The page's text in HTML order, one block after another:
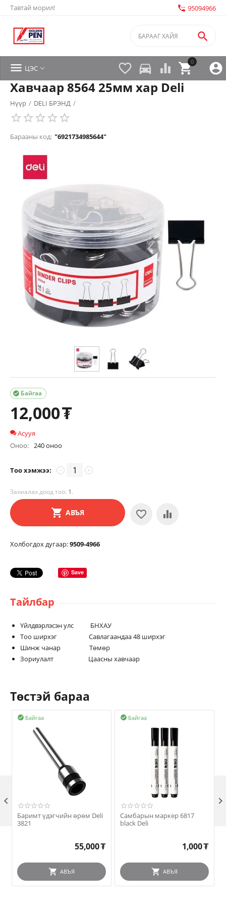
Тавтай морил! settings_phone 95094966


0

 directions_car 
 ЦЭС 
Хавчаар 8564 25мм хар Deli
Нүүр / DELI БРЭНД /
Барааны код: "6921734985644"
Байгаа

12,000₮
Асууя
Оноо: 240 оноо
Тоо хэмжээ: +
−
Захиалах доод тоо: 1.
АВЪЯ
Холбогдох дугаар:9509-4966
Save
Тайлбар
Үйлдвэрлэсэн улс БНХАУ
Тоо ширхэг Савлагаандаа 48 ширхэг
Шинж чанар Төмөр
Зориулалт Цаасны хавчаар
Төстэй бараа
Байгаа

Баримт үдэгчийн өрөм Deli
3821
55,000₮
АВЪЯ
Байгаа

Самбарын маркер 6817
black Deli
1,000₮
АВЪЯ
 